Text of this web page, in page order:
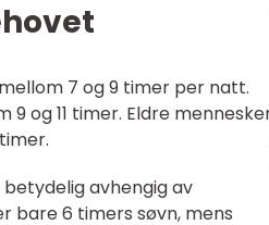
7 og 9 timer per natt.
og 11 timer. Eldre
avhengig av
bare 6 timers søvn, mens